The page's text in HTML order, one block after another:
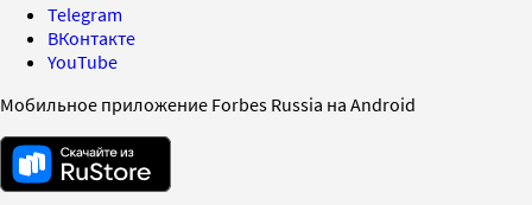
Telegram
ВКонтакте
YouTube
Мобильное приложение Forbes Russia на Android